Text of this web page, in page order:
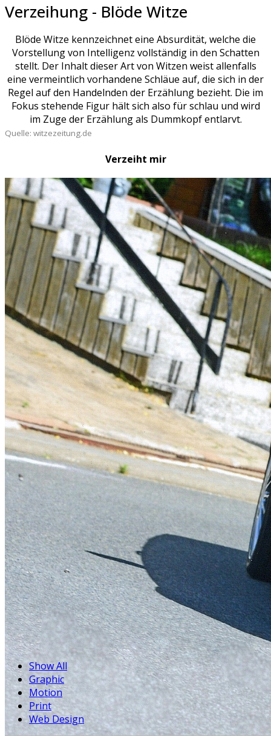
Verzeihung - Blöde Witze
Blöde Witze kennzeichnet eine Absurdität, welche die
Vorstellung von Intelligenz vollständig in den Schatten
stellt. Der Inhalt dieser Art von Witzen weist allenfalls
eine vermeintlich vorhandene Schläue auf, die sich in der
Regel auf den Handelnden der Erzählung bezieht. Die im
Fokus stehende Figur hält sich also für schlau und wird
im Zuge der Erzählung als Dummkopf entlarvt.
Quelle: witzezeitung.de
Verzeiht mir
Show All
Graphic
Motion
Print
Web Design